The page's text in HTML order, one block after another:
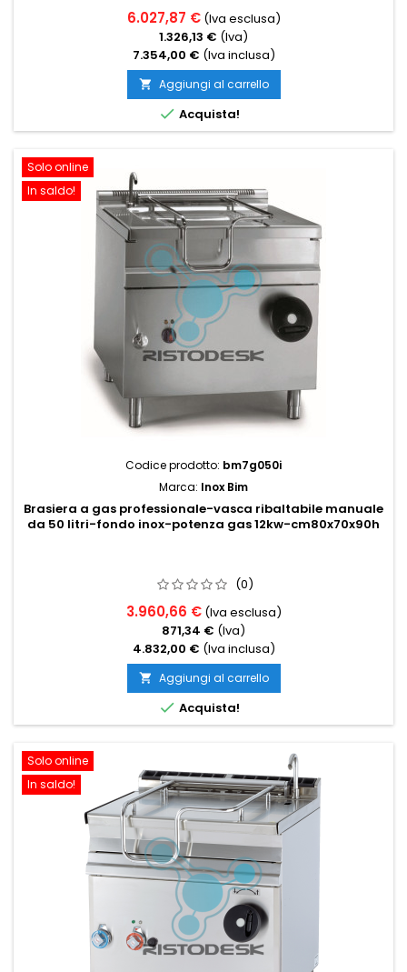
6.027,87 € (Iva esclusa)
1.326,13 € (Iva)
7.354,00 € (Iva inclusa)
 Aggiungi al carrello
 Acquista!
Solo online
In saldo!
Codice prodotto: bm7g050i
Marca: Inox Bim
Brasiera a gas professionale-vasca ribaltabile manuale
da 50 litri-fondo inox-potenza gas 12kw-cm80x70x90h
(0)
3.960,66 € (Iva esclusa)
871,34 € (Iva)
4.832,00 € (Iva inclusa)
 Aggiungi al carrello
 Acquista!
Solo online
In saldo!